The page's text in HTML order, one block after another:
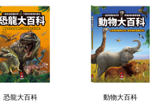
動物大百科
FOOD超人-我是小護士